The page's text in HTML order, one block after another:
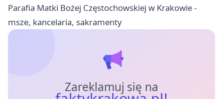
Parafia Matki Bożej Częstochowskiej w Krakowie -
msze, kancelaria, sakramenty
Zareklamuj się na